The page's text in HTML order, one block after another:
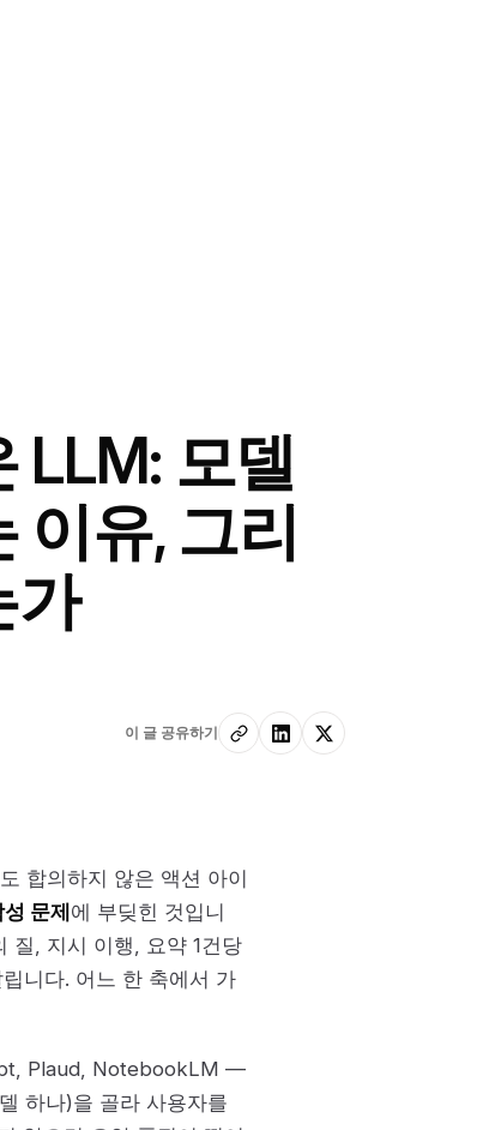
LLM: 모델
이유, 그리
가
이 글 공유하기
합의하지 않은 액션 아이
문제 에 부딪힌 것입니
질, 지시 이행, 요약 1건당
니다. 어느 한 축에서 가
Plaud, NotebookLM —
하나)을 골라 사용자를